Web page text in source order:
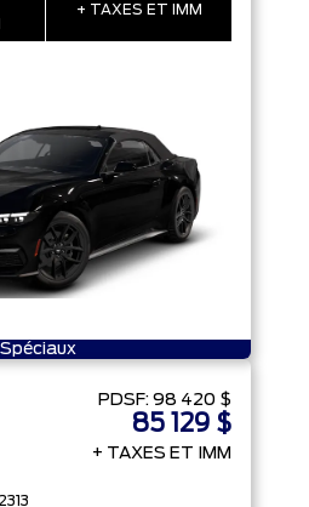
+ TAXES ET IMM
Spéciaux
PDSF: 98 420 $
85 129 $
+ TAXES ET IMM